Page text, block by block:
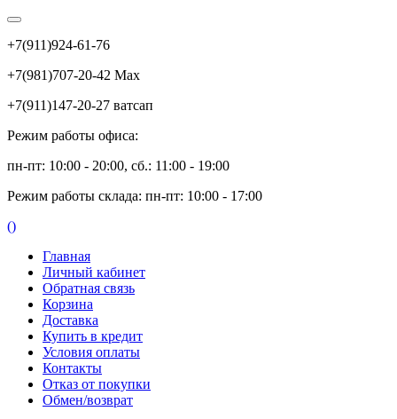
+7(911)924-61-76
+7(981)707-20-42 Max
+7(911)147-20-27 ватсап
Режим работы офиса:
пн-пт: 10:00 - 20:00, сб.: 11:00 - 19:00
Режим работы склада: пн-пт: 10:00 - 17:00
()
Главная
Личный кабинет
Обратная связь
Корзина
Доставка
Купить в кредит
Условия оплаты
Контакты
Отказ от покупки
Обмен/возврат